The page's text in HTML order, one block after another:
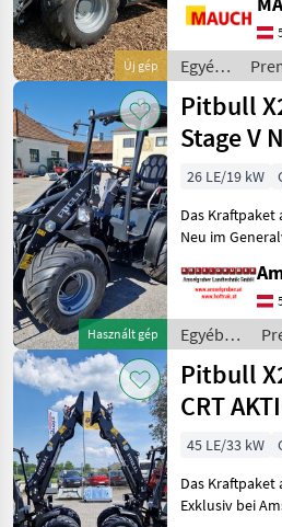
Új gép
egyedülálló
teljesítmény/
aránnyal ->
pótkocsival, kiterjedtebb
opciós
valamint
Egyéb
erőgépek
/
Weidemann
Használt gép
Pitbull
Stage V
Kinematik
26 LE/19 kW
Das Kraftpaket
Neu im
Neben
Fuchs Hofladern, und
& Worky-Quad
erweitert n
Egyéb
erőgépek
/ Pitbull
Pitbull
CRT
45 LE/33 kW
Das Kraftpaket
Exklusiv bei